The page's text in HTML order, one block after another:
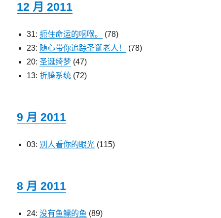
12 月 2011
31: 扼住命运的咽喉。
(78)
23: 随心带你追踪圣诞老人！
(78)
20: 圣诞绮梦 (47)
13: 折腾系统 (72)
9 月 2011
03: 别人看你的眼光 (115)
8 月 2011
24: 没有鱼鳔的鱼 (89)